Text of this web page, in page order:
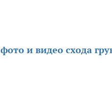
фото и видео схода